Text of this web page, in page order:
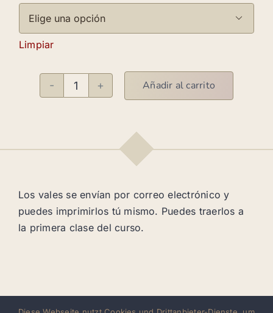

Limpiar
Vale
Añadir al carrito
Los vales se envían por correo electrónico y
puedes imprimirlos tú mismo. Puedes traerlos a
la primera clase del curso.